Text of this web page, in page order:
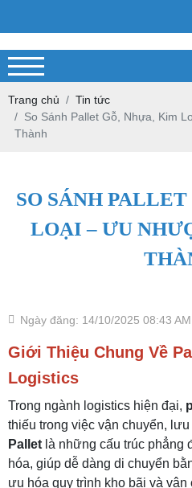
Trang chủ
Tin tức
So Sánh Pallet Gỗ, Nhựa, Kim
Thành
SO SÁNH
LOẠI – ƯU
Ngày đăng: 14/10/2025 08:43 AM
Giới Thiệu Chung Về
Logistics
Trong ngành logistics hiện đại,
thiếu trong việc vận chuyển,
Pallet là những cấu trúc phẳng
hóa, giúp dễ dàng di chuyển
ưu hóa quy trình kho bãi và vận